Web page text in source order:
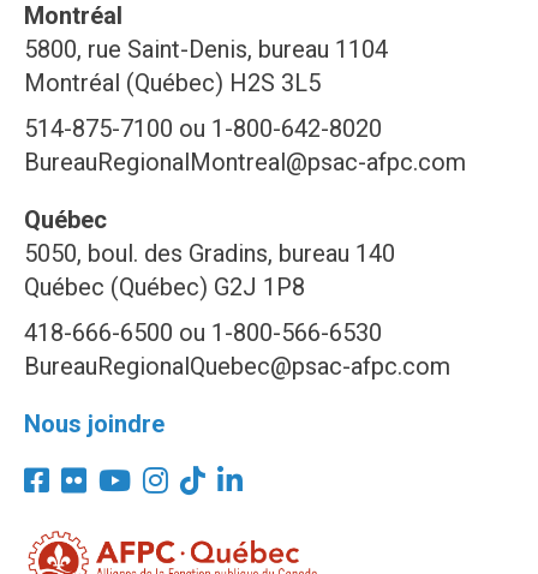
Montréal
5800, rue Saint-Denis, bureau 1104
Montréal (Québec) H2S 3L5
514-875-7100 ou 1-800-642-8020
BureauRegionalMontreal@psac-afpc.com
Québec
5050, boul. des Gradins, bureau 140
Québec (Québec) G2J 1P8
418-666-6500 ou 1-800-566-6530
BureauRegionalQuebec@psac-afpc.com
Nous joindre